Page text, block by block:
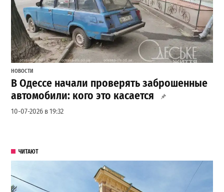
НОВОСТИ
В Одессе начали проверять заброшенные
автомобили: кого это касается
10-07-2026 в 19:32
ЧИТАЮТ